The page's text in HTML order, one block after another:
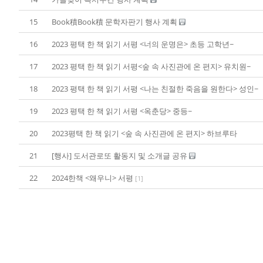
15 Book積Book積 문학자판기 행사 계획
16 2023 평택 한 책 읽기 서평 <너의 운명은> 초등 고학년~
17 2023 평택 한 책 읽기 서평<숲 속 사진관에 온 편지> 유치원~
18 2023 평택 한 책 읽기 서평 <나는 친절한 죽음을 원한다> 성인~
19 2023 평택 한 책 읽기 서평 <옥춘당> 중등~
20 2023평택 한 책 읽기 <숲 속 사진관에 온 편지> 하브루타
21 [행사] 도서관로또 활동지 및 소개글 공유
22 2024한책 <왜우니> 서평 [1]